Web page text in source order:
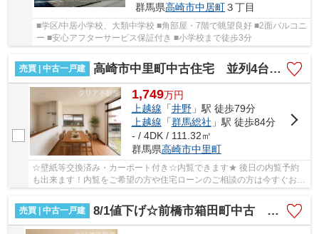
群馬県高崎市中居町３丁目
■学区/中居小学校、大類中学校 ■角部屋・7階で眺望良好 ■2面バルコニ
ー ■安心アフターサービス保証付き ■小学校まで徒歩3分
売買 | 中古一戸建 高崎市中里町中古住宅 並列4台・RC造♪
1,749万円
上越線 「井野」駅 徒歩79分
上越線 「群馬総社 」駅 徒歩84分
- / 4DK / 111.32㎡
群馬県高崎市中里町
☆壁紙等交換済み・カーポート付き☆内覧できます★ 後日の内覧予約
も出来ます！内覧をご希望の方や住宅ローンのご相談の方は今すぐお問
合せ下さい！
売買 | 中古一戸建
8/1値下げ☆前橋市箱田町中古 洋風のかわいいお家